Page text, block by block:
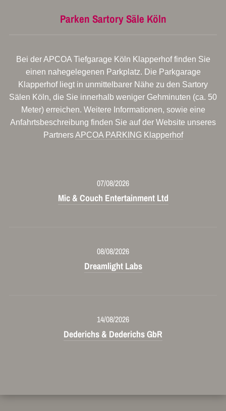
Parken Sartory Säle Köln
Bei der APCOA Tiefgarage Köln Klapperhof finden Sie
einen nahegelegenen Parkplatz. Die Parkgarage
Klapperhof liegt in unmittelbarer Nähe zu den Sartory
Sälen Köln, die Sie innerhalb weniger Gehminuten (ca. 50
Meter) erreichen. Weitere Informationen, sowie eine
Anfahrtsbeschreibung finden Sie auf der Website unseres
PartnersAPCOA PARKING Klapperhof
07/08/2026
Mic & Couch Entertainment Ltd
08/08/2026
Dreamlight Labs
14/08/2026
Dederichs & Dederichs GbR